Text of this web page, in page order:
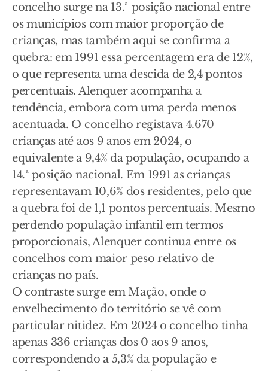
concelho surge na 13.ª posição nacional entre
os municípios com maior proporção de
crianças, mas também aqui se confirma a
quebra: em 1991 essa percentagem era de 12%,
o que representa uma descida de 2,4 pontos
percentuais. Alenquer acompanha a
tendência, embora com uma perda menos
acentuada. O concelho registava 4.670
crianças até aos 9 anos em 2024, o
equivalente a 9,4% da população, ocupando a
14.ª posição nacional. Em 1991 as crianças
representavam 10,6% dos residentes, pelo que
a quebra foi de 1,1 pontos percentuais. Mesmo
perdendo população infantil em termos
proporcionais, Alenquer continua entre os
concelhos com maior peso relativo de
crianças no país.
O contraste surge em Mação, onde o
envelhecimento do território se vê com
particular nitidez. Em 2024 o concelho tinha
apenas 336 crianças dos 0 aos 9 anos,
correspondendo a 5,3% da população e